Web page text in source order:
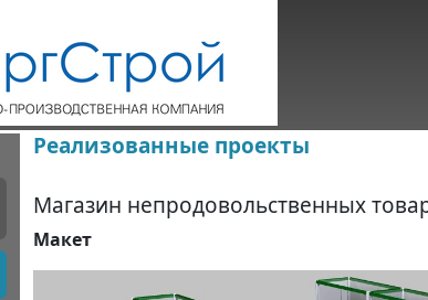
Реализованные проекты
Магазин непродовольственных
Макет